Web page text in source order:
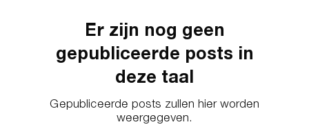
Er zijn nog geen
gepubliceerde posts in
deze taal
Gepubliceerde posts zullen hier worden
weergegeven.